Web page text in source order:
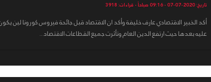
تاريخ: 2020-07-07 - 09:16 صباحاً - قراءات: 3918
أكد الخبير الاقتصادي عارف خليفة وأكد ان الاقتصاد قبل جائحة فيروس كورونا لين
عليه بعدها حيث ارتفع الدين العام وتأثرت جميع القطاعات الاقتصاد...